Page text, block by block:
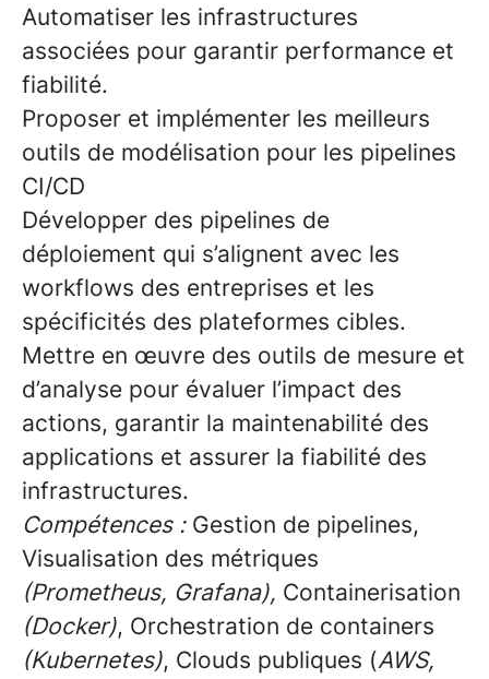
Automatiser les infrastructures
associées pour garantir performance et
fiabilité.
Proposer et implémenter les meilleurs
outils de modélisation pour les pipelines
CI/CD
Développer des pipelines de
déploiement qui s’alignent avec les
workflows des entreprises et les
spécificités des plateformes cibles.
Mettre en œuvre des outils de mesure et
d’analyse pour évaluer l’impact des
actions, garantir la maintenabilité des
applications et assurer la fiabilité des
infrastructures.
Compétences :Gestion de pipelines,
Visualisation des métriques
(Prometheus, Grafana), Containerisation
(Docker), Orchestration de containers
(Kubernetes), Clouds publiques (AWS,